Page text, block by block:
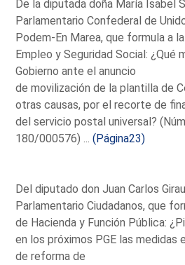
De la diputada doña María Isabel
Parlamentario Confederal de
Podem-En Marea, que formula a
Empleo y Seguridad Social: ¿Qué
Gobierno ante el anuncio
de movilización de la plantilla de
otras causas, por el recorte de
del servicio postal universal?
180/000576) ...(Página23)
Del diputado don Juan Carlos
Parlamentario Ciudadanos, que
de Hacienda y Función Pública:
en los próximos PGE las medidas
de reforma de